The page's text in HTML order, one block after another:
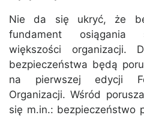
Nie da się ukryć, że
fundament osiągania
większości organizacji.
bezpieczeństwa będą
na pierwszej edycji
Organizacji. Wśród
się m.in.: bezpieczeństwo